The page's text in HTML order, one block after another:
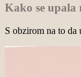
Kako se upala
S obzirom na to da